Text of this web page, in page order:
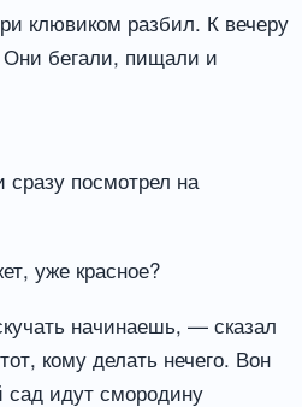
клювиком разбил. К вечеру
бегали, пищали и
сразу посмотрел на
уже красное?
начинаешь, — сказал
кому делать нечего. Вон
сад идут смородину